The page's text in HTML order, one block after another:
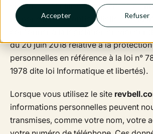
Accepter Refuser
vie privée, et utilise ces données de
responsable et confidentielle et cela
conformer à la législation en vigueur
du 20 juin 2018 relative à la
personnelles en référence à la loi n°
1978 dite loi Informatique et libertés).
Lorsque vous utilisez le site
informations personnelles peuvent
transmises, comme votre nom, votre